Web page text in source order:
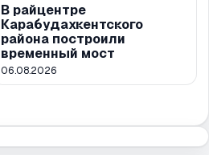
В райцентре
Карабудахкентского
района построили
временный мост
06.08.2026